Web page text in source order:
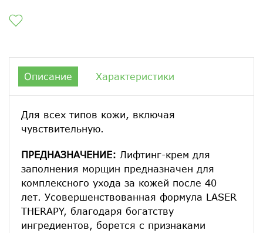
Описание Характеристики
Для всех типов кожи, включая
чувствительную.
ПРЕДНАЗНАЧЕНИЕ: Лифтинг-крем для
заполнения морщин предназначен для
комплексного ухода за кожей после 40
лет. Усовершенствованная формула LASER
THERAPY, благодаря богатству
ингредиентов, борется с признаками